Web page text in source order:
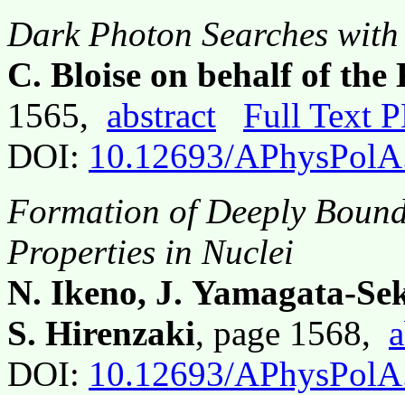
Dark Photon Searches
C. Bloise on behalf of
1565, abstract
Full Text
DOI: 10.12693/
Formation of Deeply
Properties in Nuclei
N. Ikeno, J. Yamagata-
S. Hirenzaki, page 1568,
DOI: 10.12693/